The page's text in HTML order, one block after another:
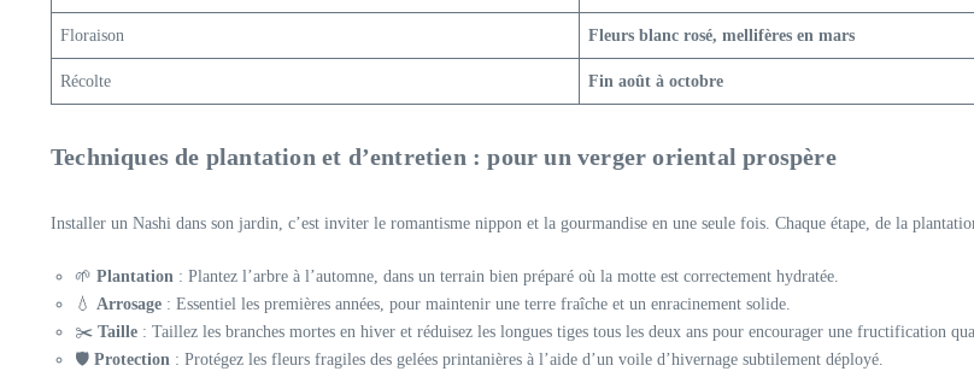
Floraison Fleurs blanc rosé, mellifères en mars
Récolte Fin août à octobre
Techniques de plantation et d’entretien : pour un verger oriental prospère
Installer un Nashi dans son jardin, c’est inviter le romantisme nippon et la gourmandise en une seule fois. Chaque étape, de la
🌱 Plantation : Plantez l’arbre à l’automne, dans un terrain bien préparé où la motte est correctement hydratée.
💧 Arrosage : Essentiel les premières années, pour maintenir une terre fraîche et un enracinement solide.
✂️ Taille : Taillez les branches mortes en hiver et réduisez les longues tiges tous les deux ans pour encourager une fructification
🛡 Protection : Protégez les fleurs fragiles des gelées printanières à l’aide d’un voile d’hivernage subtilement déployé.